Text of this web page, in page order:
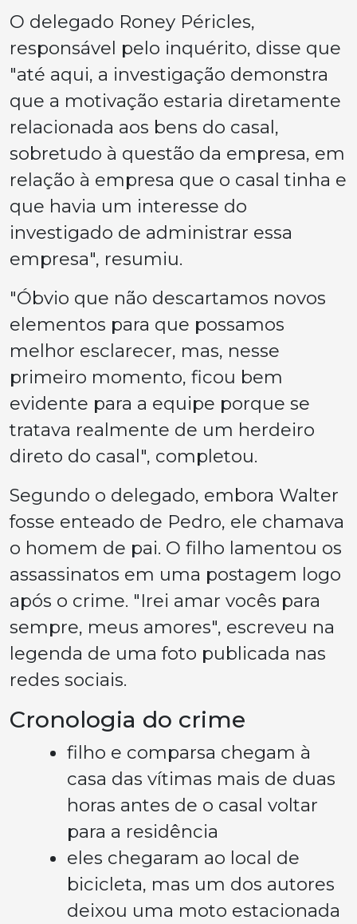
O delegado Roney Péricles,
responsável pelo inquérito, disse que
"até aqui, a investigação demonstra
que a motivação estaria diretamente
relacionada aos bens do casal,
sobretudo à questão da empresa, em
relação à empresa que o casal tinha e
que havia um interesse do
investigado de administrar essa
empresa", resumiu.
"Óbvio que não descartamos novos
elementos para que possamos
melhor esclarecer, mas, nesse
primeiro momento, ficou bem
evidente para a equipe porque se
tratava realmente de um herdeiro
direto do casal", completou.
Segundo o delegado, embora Walter
fosse enteado de Pedro, ele chamava
o homem de pai. O filho lamentou os
assassinatos em uma postagem logo
após o crime. "Irei amar vocês para
sempre, meus amores", escreveu na
legenda de uma foto publicada nas
redes sociais.
Cronologia do crime
filho e comparsa chegam à
casa das vítimas mais de duas
horas antes de o casal voltar
para a residência
eles chegaram ao local de
bicicleta, mas um dos autores
deixou uma moto estacionada